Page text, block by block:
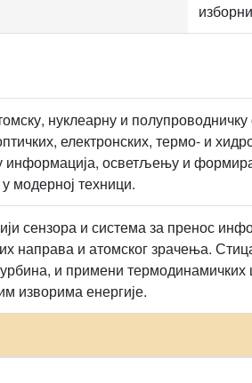
изборни
нуклеарну и
електронских, термо- и
информација, осветљењу и
модерној техници.
сензора и система за пренос
направа и атомског зрачења.
и примени термодинамичких
изворима енергије.